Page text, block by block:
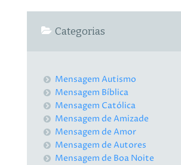
Categorias
Mensagem Autismo
Mensagem Bíblica
Mensagem Católica
Mensagem de Amizade
Mensagem de Amor
Mensagem de Autores
Mensagem de Boa Noite